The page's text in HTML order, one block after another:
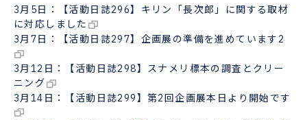
3月5日：【活動日誌296】キリン「長次郎」に関する取材
に対応しました
3月7日：【活動日誌297】企画展の準備を進めています2
3月12日：【活動日誌298】スナメリ標本の調査とクリー
ニング
3月14日：【活動日誌299】第2回企画展本日より開始です